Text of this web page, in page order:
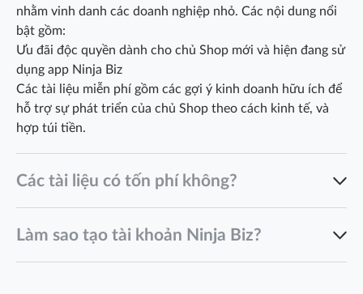
nhằm vinh danh các doanh nghiệp nhỏ. Các nội dung nổi
bật gồm:
Ưu đãi độc quyền dành cho chủ Shop mới và hiện đang sử
dụng app Ninja Biz
Các tài liệu miễn phí gồm các gợi ý kinh doanh hữu ích để
hỗ trợ sự phát triển của chủ Shop theo cách kinh tế, và
hợp túi tiền.
Các tài liệu có tốn phí không?
coe-comms@ninjavan.co
Làm sao tạo tài khoản Ninja Biz?